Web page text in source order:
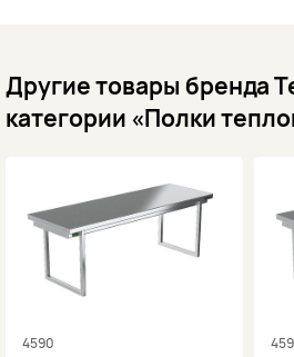
Другие товары бренда
категории «Полки
4590